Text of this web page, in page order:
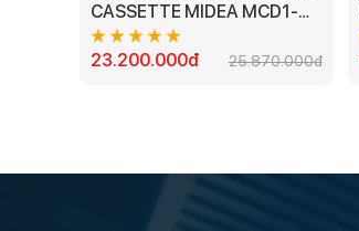
CASSETTE MIDEA MCD1-
36CRN8 - 4.0 HP
23.200.000đ
25.870.000đ